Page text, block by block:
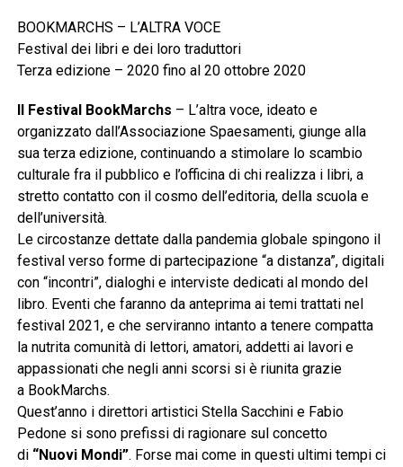
BOOKMARCHS – L’ALTRA VOCE
Festival dei libri e dei loro traduttori
Terza edizione – 2020 fino al 20 ottobre 2020
Il Festival BookMarchs – L’altra voce, ideato e
organizzato dall’Associazione Spaesamenti, giunge alla
sua terza edizione, continuando a stimolare lo scambio
culturale fra il pubblico e l’officina di chi realizza i libri, a
stretto contatto con il cosmo dell’editoria, della scuola e
dell’università.
Le circostanze dettate dalla pandemia globale spingono il
festival verso forme di partecipazione “a distanza”, digitali
con “incontri”, dialoghi e interviste dedicati al mondo del
libro. Eventi che faranno da anteprima ai temi trattati nel
festival 2021, e che serviranno intanto a tenere compatta
la nutrita comunità di lettori, amatori, addetti ai lavori e
appassionati che negli anni scorsi si è riunita grazie
a BookMarchs.
Quest’anno i direttori artistici Stella Sacchini e Fabio
Pedone si sono prefissi di ragionare sul concetto
di “Nuovi Mondi”. Forse mai come in questi ultimi tempi ci